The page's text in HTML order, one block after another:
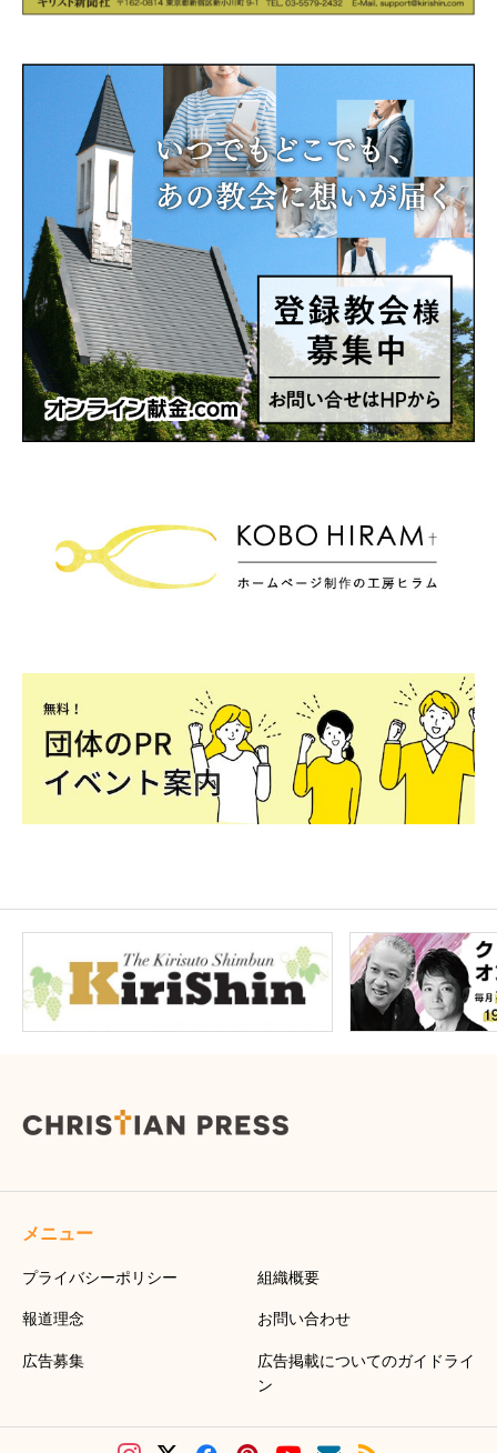
メニュー
プライバシーポリシー 組織概要
報道理念 お問い合わせ
広告募集
広告掲載についてのガイドライ
ン